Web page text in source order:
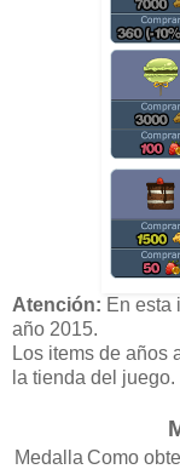
Atención: En esta
año 2015.
Los items de años
la tienda del juego.
Medalla Como